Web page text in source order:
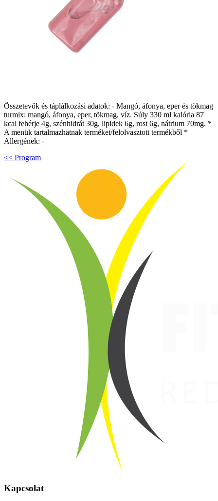
Összetevők és táplálkozási adatok: - Mangó, áfonya, eper és tökmag
turmix: mangó, áfonya, eper, tökmag, víz. Súly 330 ml kalória 87
kcal fehérje 4g, szénhidrát 30g, lipidek 6g, rost 6g, nátrium 70mg. *
A menük tartalmazhatnak terméket/felolvasztott termékből *
Allergének: -
<< Program
Kapcsolat